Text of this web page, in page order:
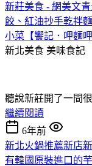
新莊美食 - 網美文
餃、紅油抄手乾拌
小菜【饗記．呷麵
新北美食 美味食記
聽說新莊開了一間
繼續閱讀
6年前
新北火鍋推薦新店
有韓國原裝進口的